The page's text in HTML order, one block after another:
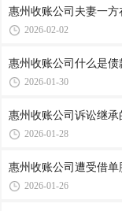
惠州收账公司​夫妻一
2026-02-02
惠州收账公司​什么是
2026-01-30
惠州收账公司​诉讼继承
2026-01-28
惠州收账公司​遭受借单
2026-01-26